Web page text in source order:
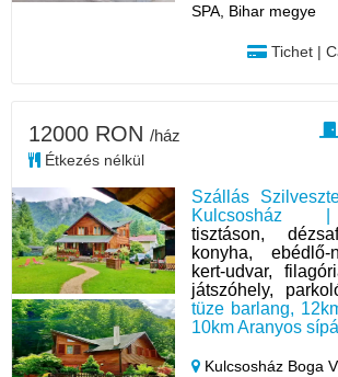
SPA, Bihar megye
Tichet |
Szállás
tisztáson,
konyha, ebédlő-
kert-udvar,
játszóhely,
tüze barlang,
10km Aranyos
Kulcsosház Boga
12000 RON /ház
Étkezés nélkül